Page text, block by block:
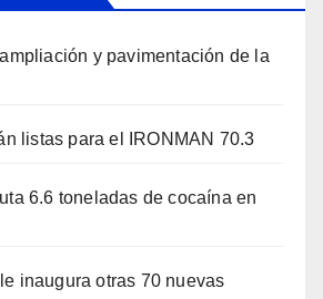
y pavimentación de la
listas para el IRONMAN 70.3
6.6 toneladas de cocaína en
inaugura otras 70 nuevas